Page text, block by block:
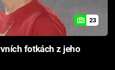
23
fotkách z jeho